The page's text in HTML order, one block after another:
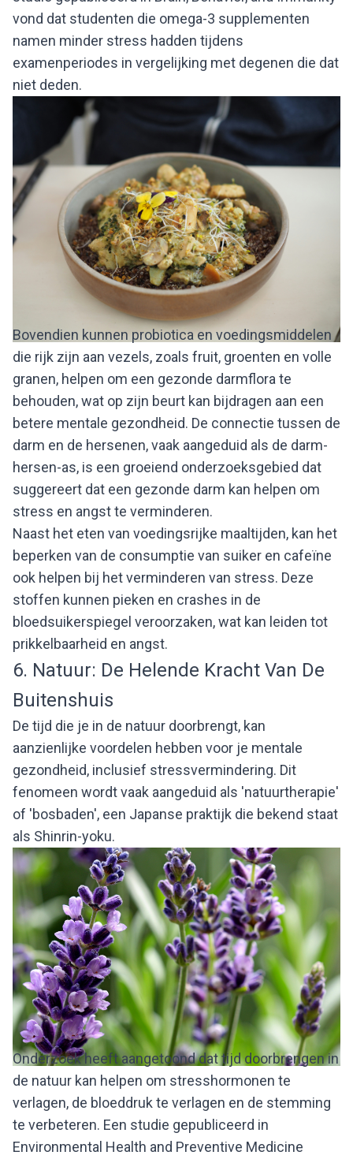
vond dat studenten die omega-3 supplementen
namen minder stress hadden tijdens
examenperiodes in vergelijking met degenen die dat
niet deden.
Bovendien kunnen probiotica en voedingsmiddelen
die rijk zijn aan vezels, zoals fruit, groenten en volle
granen, helpen om een gezonde darmflora te
behouden, wat op zijn beurt kan bijdragen aan een
betere mentale gezondheid. De connectie tussen de
darm en de hersenen, vaak aangeduid als de darm-
hersen-as, is een groeiend onderzoeksgebied dat
suggereert dat een gezonde darm kan helpen om
stress en angst te verminderen.
Naast het eten van voedingsrijke maaltijden, kan het
beperken van de consumptie van suiker en cafeïne
ook helpen bij het verminderen van stress. Deze
stoffen kunnen pieken en crashes in de
bloedsuikerspiegel veroorzaken, wat kan leiden tot
prikkelbaarheid en angst.
6. Natuur: De Helende Kracht Van De
Buitenshuis
De tijd die je in de natuur doorbrengt, kan
aanzienlijke voordelen hebben voor je mentale
gezondheid, inclusief stressvermindering. Dit
fenomeen wordt vaak aangeduid als 'natuurtherapie'
of 'bosbaden', een Japanse praktijk die bekend staat
als Shinrin-yoku.
Onderzoek heeft aangetoond dat tijd doorbrengen in
de natuur kan helpen om stresshormonen te
verlagen, de bloeddruk te verlagen en de stemming
te verbeteren. Een studie gepubliceerd in
Environmental Health and Preventive Medicine